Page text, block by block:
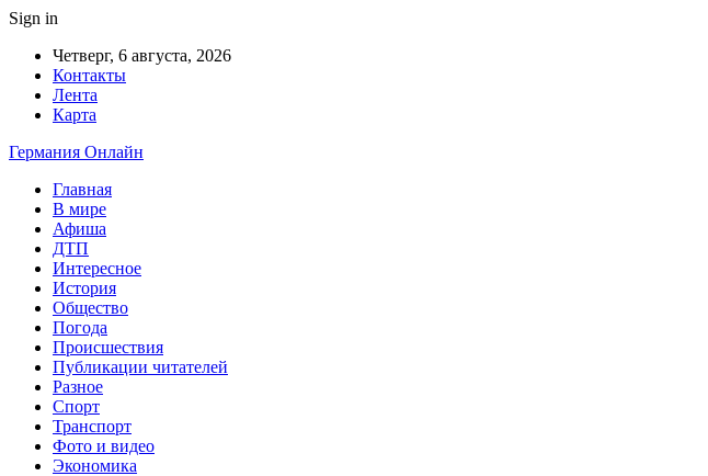
Sign in
Четверг, 6 августа, 2026
Контакты
Лента
Карта
Германия Онлайн
Главная
В мире
Афиша
ДТП
Интересное
История
Общество
Погода
Происшествия
Публикации читателей
Разное
Спорт
Транспорт
Фото и видео
Экономика